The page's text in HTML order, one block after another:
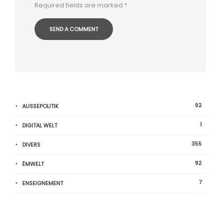
Required fields are marked *
AUSSEPOLITIK 92
DIGITAL WELT 1
DIVERS 355
ËMWELT 92
ENSEIGNEMENT 7